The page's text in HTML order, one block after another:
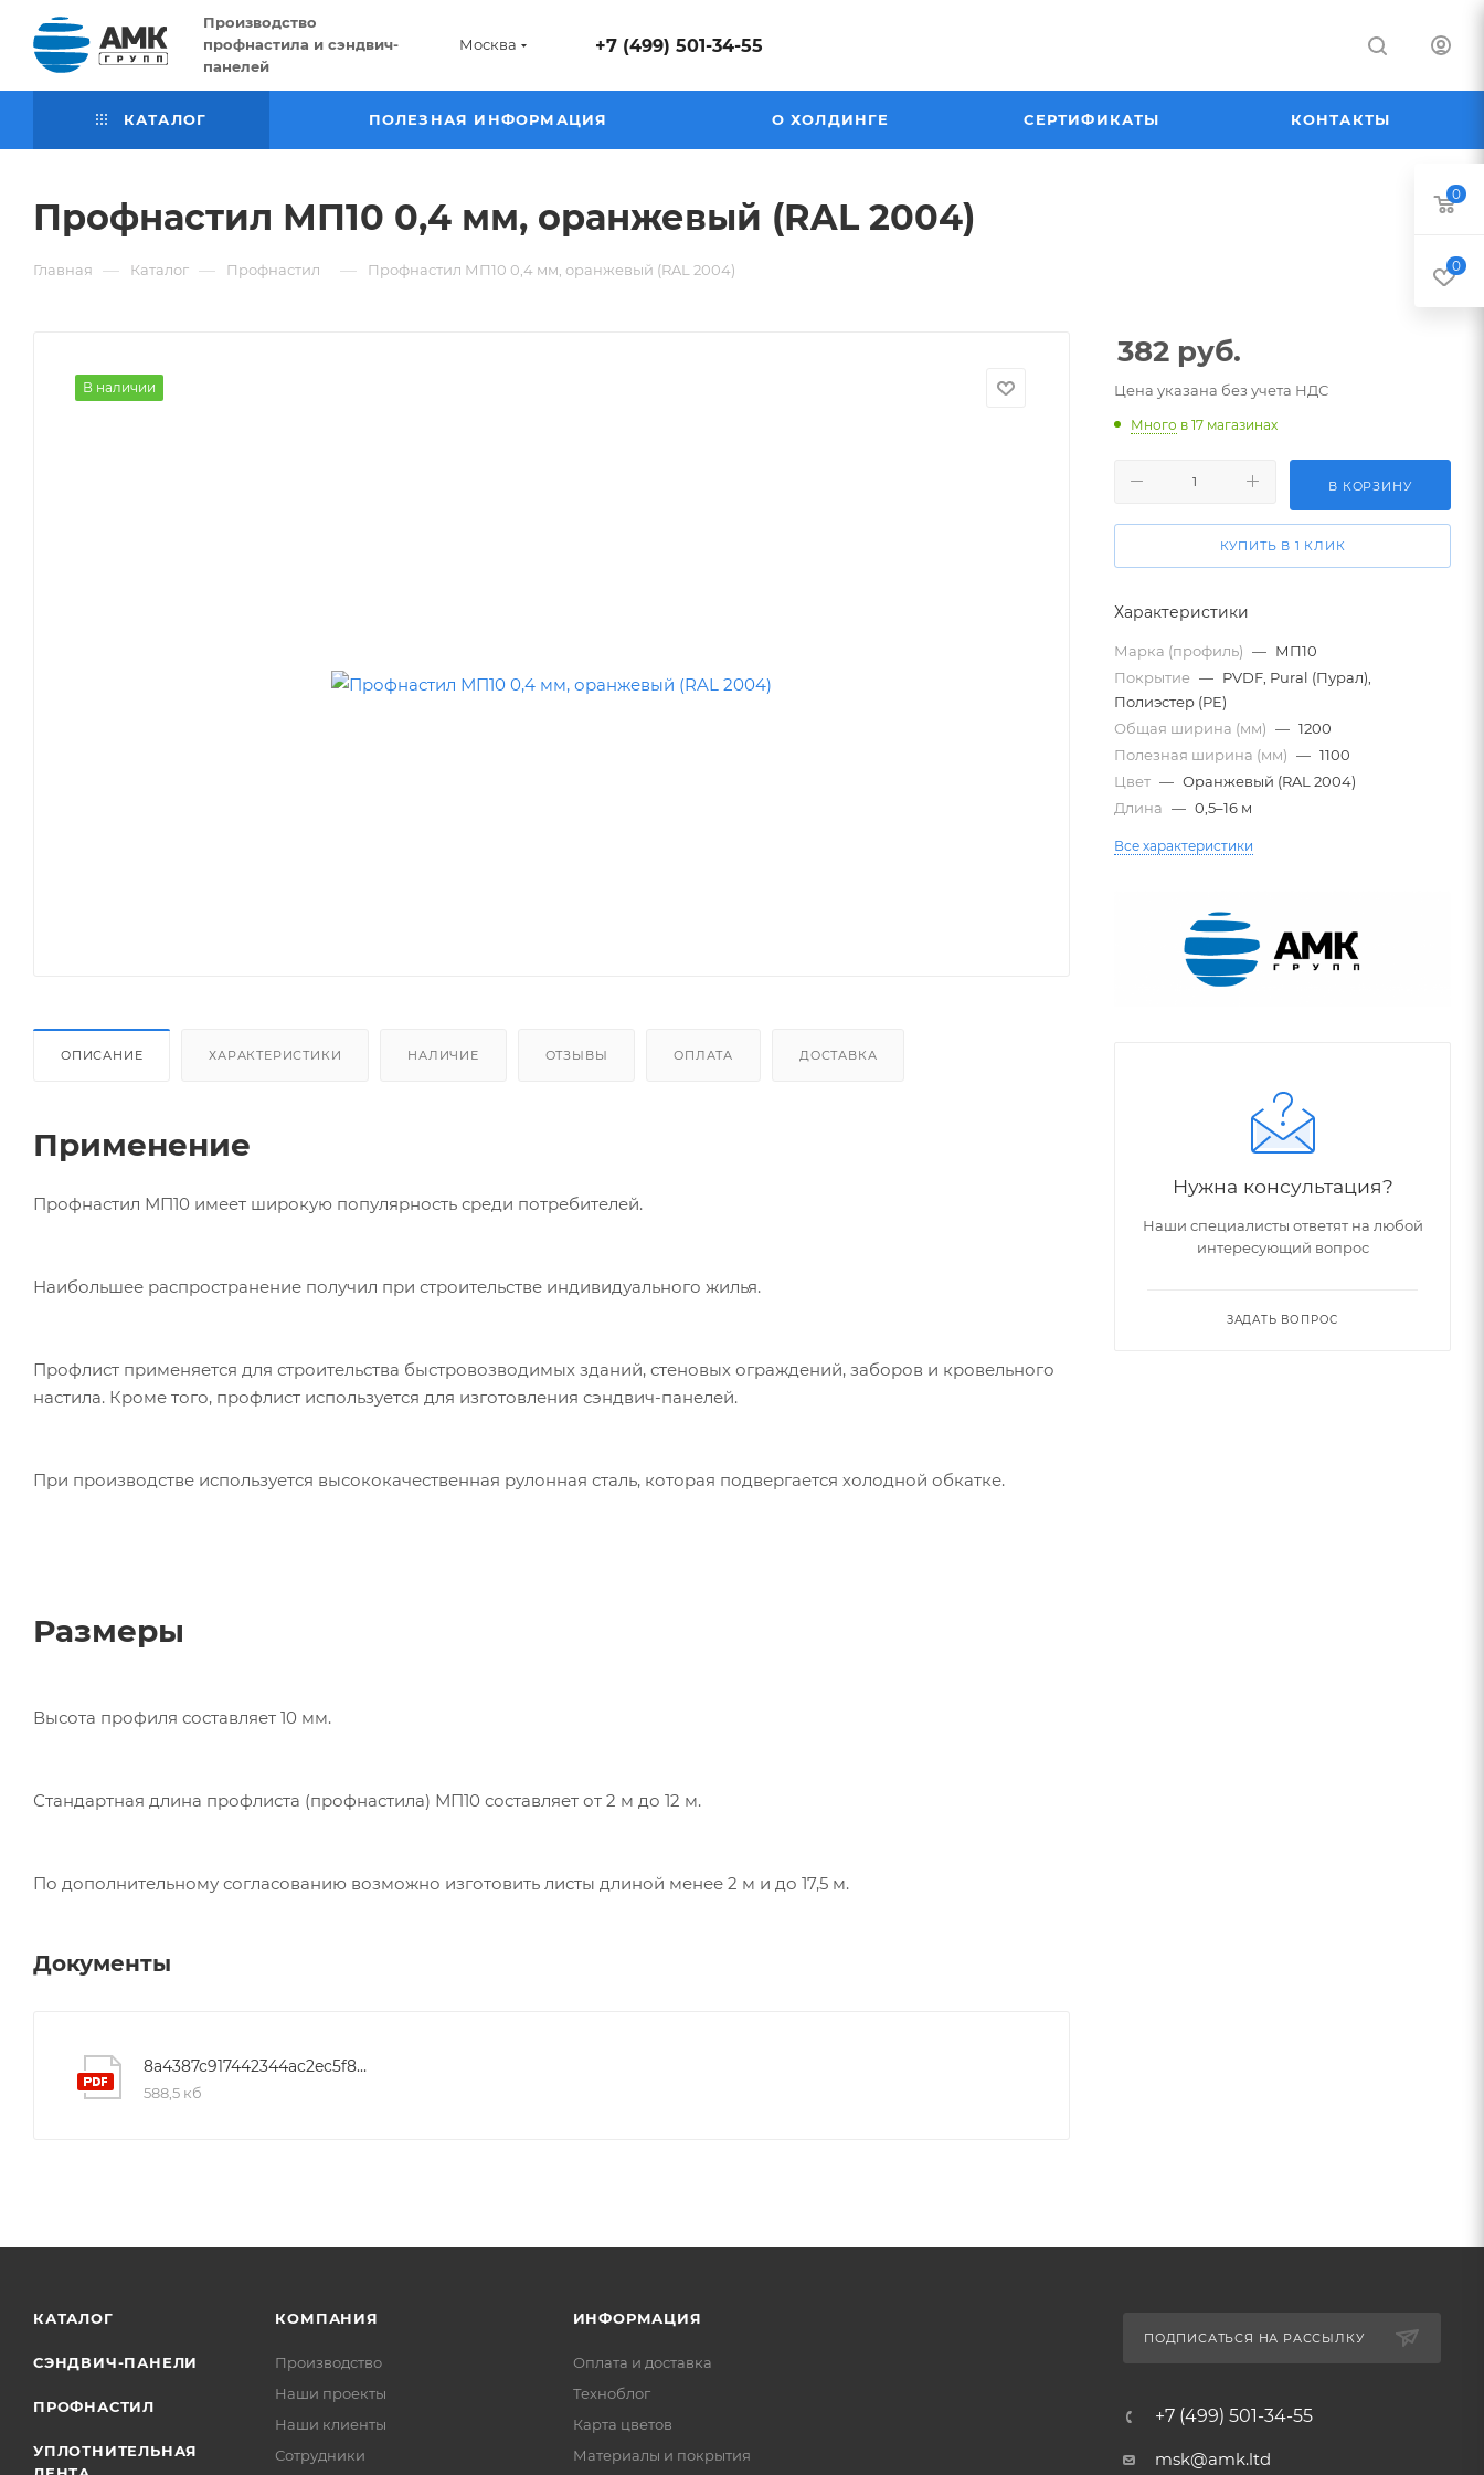
Производство
профнастила и сэндвич-
панелей
Москва +7 (499) 501-34-55
КАТАЛОГ ПОЛЕЗНАЯ ИНФОРМАЦИЯ О ХОЛДИНГЕ СЕРТИФИКАТЫ КОНТАКТЫ
Профнастил МП10 0,4 мм, оранжевый (RAL 2004)
Главная — Каталог — Профнастил — Профнастил МП10 0,4 мм, оранжевый (RAL 2004)
В наличии
ОПИСАНИЕ ХАРАКТЕРИСТИКИ НАЛИЧИЕ ОТЗЫВЫ ОПЛАТА ДОСТАВКА
Применение
Профнастил МП10 имеет широкую популярность среди потребителей.
Наибольшее распространение получил при строительстве индивидуального жилья.
Профлист применяется для строительства быстровозводимых зданий, стеновых ограждений, заборов и кровельного
настила. Кроме того, профлист используется для изготовления сэндвич-панелей.
При производстве используется высококачественная рулонная сталь, которая подвергается холодной обкатке.
Размеры
Высота профиля составляет 10 мм.
Стандартная длина профлиста (профнастила) МП10 составляет от 2 м до 12 м.
По дополнительному согласованию возможно изготовить листы длиной менее 2 м и до 17,5 м.
Документы
8a4387c917442344ac2ec5f831651927
588,5 кб
382 руб.
Цена указана без учета НДС
Много в 17 магазинах
В КОРЗИНУ
КУПИТЬ В 1 КЛИК
Характеристики
Марка (профиль) — МП10
Покрытие — PVDF, Pural (Пурал),
Полиэстер (PE)
Общая ширина (мм) — 1200
Полезная ширина (мм) — 1100
Цвет — Оранжевый (RAL 2004)
Длина — 0,5–16 м
Все характеристики
Нужна консультация?
Наши специалисты ответят на любой
интересующий вопрос
ЗАДАТЬ ВОПРОС
КАТАЛОГ
СЭНДВИЧ-ПАНЕЛИ
ПРОФНАСТИЛ
УПЛОТНИТЕЛЬНАЯ
КОМПАНИЯ
Производство
Наши проекты
Наши клиенты
Сотрудники
ИНФОРМАЦИЯ
Оплата и доставка
Техноблог
Карта цветов
Материалы и покрытия
ПОДПИСАТЬСЯ НА РАССЫЛКУ
+7 (499) 501-34-55
msk@amk.ltd
0
0